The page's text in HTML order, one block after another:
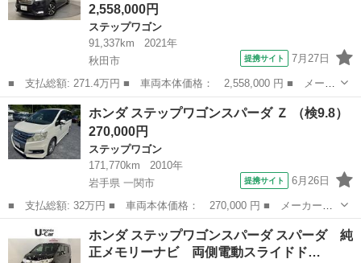
2,558,000円
ステップワゴン
91,337km
2021年
秋田市
提携サイト 7月27日
■ 支払総額: 271.4万円 ■ 車両本体価格： 2,558,000 円 ■ メーカ
ー名： ホンダ ■ 車種名： ステップワゴンスパーダ ■ グレード
名： スパーダホンダセンシング 光触媒抗菌消臭施工済 サポカ
ー ソナー...
秋田 秋田市 ステップワゴン
ホンダ ステップワゴンスパーダ Ｚ （検9.8）
270,000円
ステップワゴン
171,770km
2010年
岩手県 一関市
提携サイト 6月26日
■ 支払総額: 32万円 ■ 車両本体価格： 270,000 円 ■ メーカー
名： ホンダ ■ 車種名： ステップワゴンスパーダ ■ グレード
名： Ｚ ■ 排気量： 2000cc ■ ドア枚数： 5D ■ ミッション：
C...
岩手 ステップワゴン
ホンダ ステップワゴンスパーダ スパーダ 純
正メモリーナビ 両側電動スライドド…